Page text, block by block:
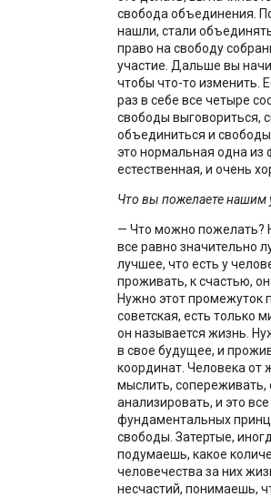
свобода объединения.
нашли, стали
право на свободу
участие. Дальше вы
чтобы что-то изменить.
раз в себе все четыре
свободы выговориться,
объединиться и
это нормальная одна
естественная, и очень
Что вы пожелаете нашим
— Что можно пожелать?
все равно значительно
лучшее, что есть у
проживать, к счастью,
Нужно этот промежуток
советская, есть
он называется жизнь.
в свое будущее, и
координат. Человека от
мыслить, сопереживать,
анализировать, и это
фундаментальных
свободы. Затертые,
подумаешь, какое
человечества за них
несчастий, понимаешь,